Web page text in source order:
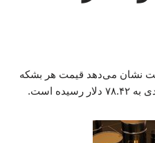
نفت نشان می‌دهد قیمت هر بشکه